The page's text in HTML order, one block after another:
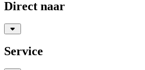
Direct naar
Service